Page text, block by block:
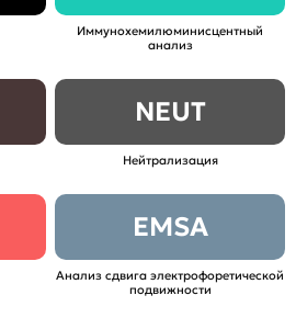
Иммунохемилюминисцентный
анализ
NEUT
Нейтрализация
EMSA
Анализ сдвига электрофоретической
подвижности